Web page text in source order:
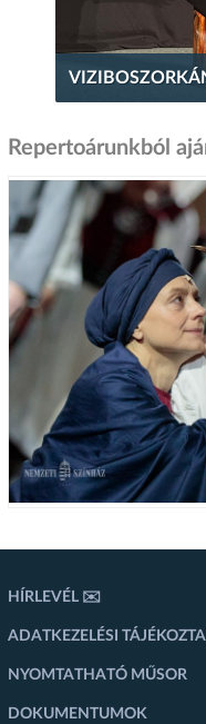
Repertoárunkból
HÍRLEVÉL ✉️
ADATKEZELÉSI
NYOMTATHATÓ MŰSOR
DOKUMENTUMOK